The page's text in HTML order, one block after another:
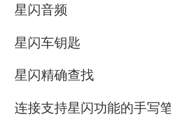
星闪音频
星闪车钥匙
星闪精确查找
连接支持星闪功能的手写